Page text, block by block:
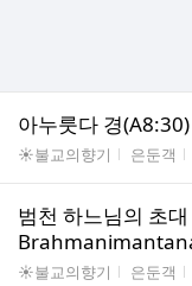
아누룻다 경
게시판명
☀불교의향기 작성자
은둔객
범천 하느님의 초
게시판명
☀불교의향기 작성자
은둔객